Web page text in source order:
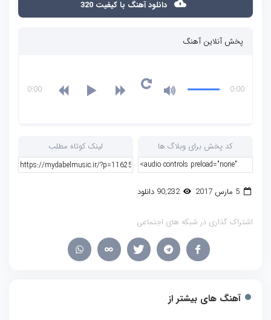
دانلود آهنگ با کیفیت 320
پخش آنلاین آهنگ
0:00
0:00
کد پخش برای وبلاگ ها لینک کوتاه مطلب
5 مارس 2017 90,232 دانلود
اشتراک گذاری در شبکه های اجتماعی
آهنگ های بیشتر از